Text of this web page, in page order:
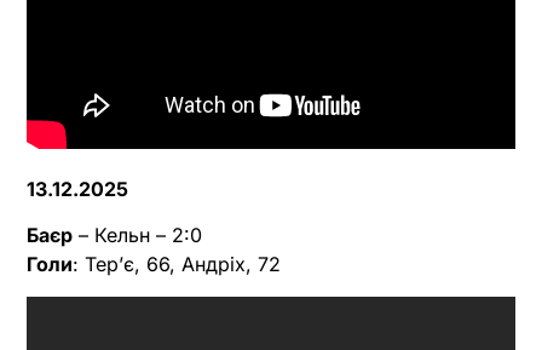
13.12.2025
Баєр – Кельн – 2:0
Голи: Терʼє, 66, Андріх, 72